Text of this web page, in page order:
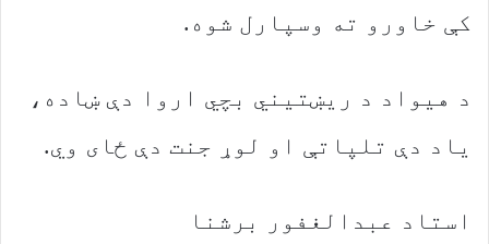
کې خاورو ته وسپارل شوه.
د هیواد د ریښتیني بچي اروا دې ښاده،
یاد دې تلپاتې او لوړ جنت دې ځای وي.
استاد عبدالغفور برشنا